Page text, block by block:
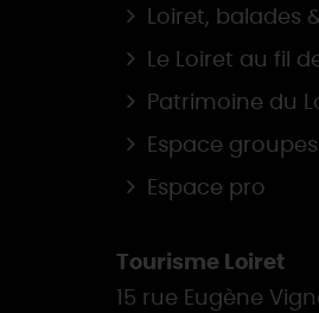
Loiret, balades
Le Loiret au fil
Patrimoine du
Espace groupes
Espace pro
Tourisme Loiret
15 rue Eugène